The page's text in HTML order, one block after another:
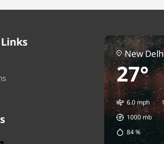
New
27°
6.0 mph
1000mb
84%